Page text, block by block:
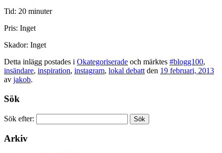
Tid: 20 minuter
Pris: Inget
Skador: Inget
Detta inlägg postades i Okategoriserade och märktes #blogg100,
insändare, inspiration, instagram, lokal debatt den 19 februari, 2013
av jakob.
Sök
Sök efter:
Arkiv